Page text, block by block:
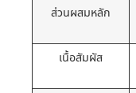
ส่วนผสมหลัก
เนื้อสัมผัส